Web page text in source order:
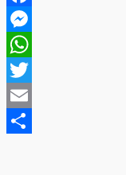
Facebook
Messenger
WhatsApp
Twitter
Email